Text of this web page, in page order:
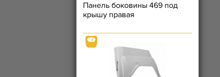
Панель боковины 469 под
крышу правая